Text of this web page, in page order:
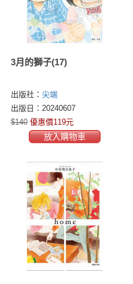
3月的獅子(17)
出版社： 尖端
出版日：20240607
$140 優惠價119元
放入購物車